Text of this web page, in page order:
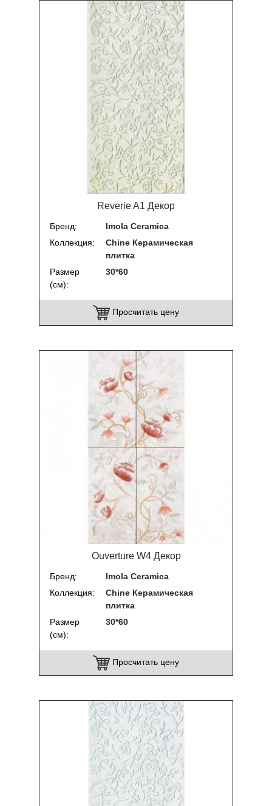
Reverie A1 Декор
Бренд
Imola Ceramica
Коллекция
Chine Керамическая
плитка
Размер
(см)
30*60
Просчитать цену
Ouverture W4 Декор
Бренд
Imola Ceramica
Коллекция
Chine Керамическая
плитка
Размер
(см)
30*60
Просчитать цену